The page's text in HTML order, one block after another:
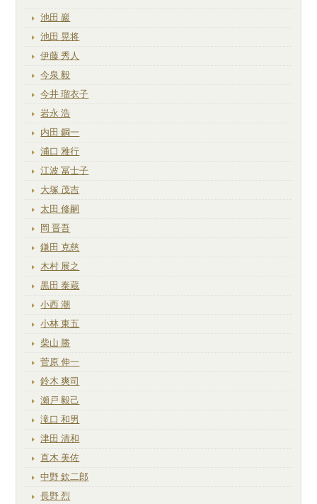
池田 巖
池田 晃将
伊藤 秀人
今泉 毅
今井 瑠衣子
岩永 浩
内田 鋼一
浦口 雅行
江波 冨士子
大塚 茂吉
太田 修嗣
岡 晋吾
鎌田 克慈
木村 展之
黒田 泰蔵
小西 潮
小林 東五
柴山 勝
菅原 伸一
鈴木 爽司
瀬戸 毅己
滝口 和男
津田 清和
直木 美佐
中野 欽二郎
長野 烈